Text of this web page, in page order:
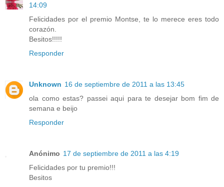
14:09
Felicidades por el premio Montse, te lo merece eres todo
corazón.
Besitos!!!!!
Responder
Unknown 16 de septiembre de 2011 a las 13:45
ola como estas? passei aqui para te desejar bom fim de
semana e beijo
Responder
Anónimo 17 de septiembre de 2011 a las 4:19
Felicidades por tu premio!!!
Besitos